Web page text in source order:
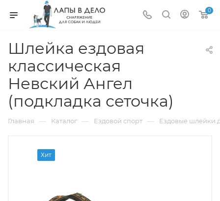
0
Шлейка ездовая
классическая
Невский Ангел
(подкладка сеточка)
Главная — Каталог — Ездовой спорт — Ездовые шлейки
Хит